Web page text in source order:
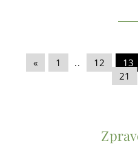
« 1 .. 12 13
21